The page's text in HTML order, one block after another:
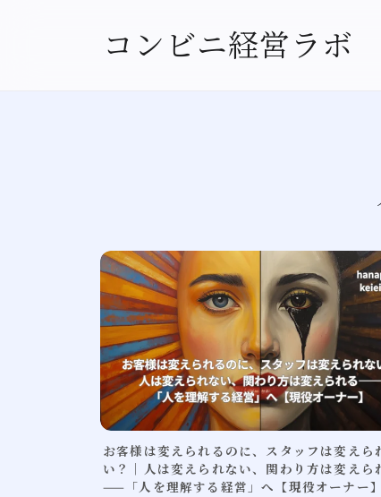
コンビニ経営ラボ
お客様は変えられるのに、スタッフは変えら
い？｜人は変えられない、関わり方は変えら
——「人を理解する経営」へ【現役オーナー】